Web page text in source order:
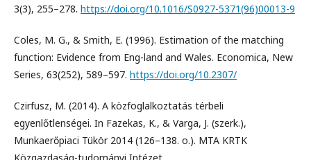
3(3), 255–278. https://doi.org/10.1016/S0927-5371(96)00013-9
Coles, M. G., & Smith, E. (1996). Estimation of the matching
function: Evidence from Eng-land and Wales. Economica, New
Series, 63(252), 589–597. https://doi.org/10.2307/
Czirfusz, M. (2014). A közfoglalkoztatás térbeli
egyenlőtlenségei. In Fazekas, K., & Varga, J. (szerk.),
Munkaerőpiaci Tükör 2014 (126–138. o.). MTA KRTK